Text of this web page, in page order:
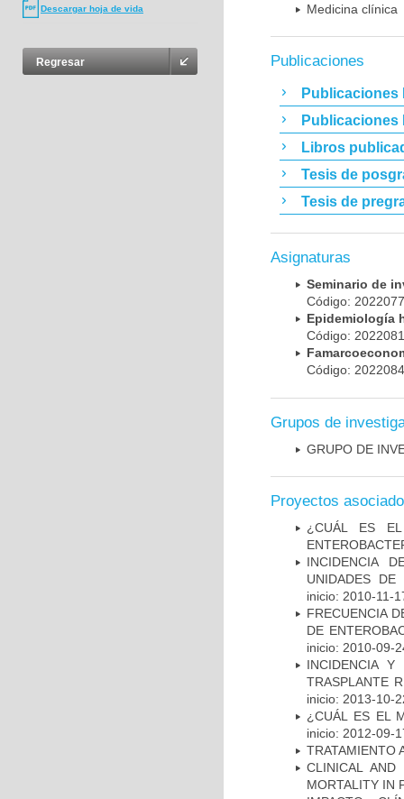
Descargar hoja de vida
Regresar
Medicina clínica
Publicaciones
Publicaciones
Publicaciones
Libros
Tesis de
Tesis de
Asignaturas
Seminario de
Código:
Epidemiología
Código:
Código:
Grupos de
GRUPO DE
Proyectos
¿CUÁL ES EL
INCIDENCIA
UNIDADES DE
inicio: 2010-11-
FRECUENCIA
DE
inicio: 2010-09-
INCIDENCIA Y
TRASPLANTE
inicio: 2013-10-
¿CUÁL ES EL
inicio: 2012-09-
TRATAMIENTO
CLINICAL AND
MORTALITY IN